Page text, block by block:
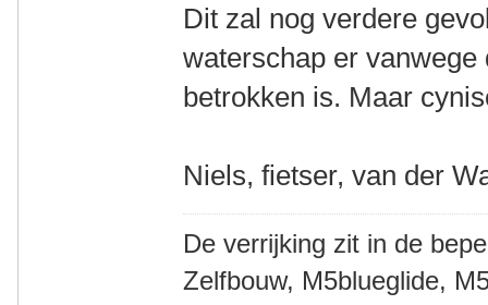
Dit zal nog verdere
waterschap er
betrokken is. Maar
Niels, fietser, van der
De verrijking zit in de
Zelfbouw, M5blueglide,